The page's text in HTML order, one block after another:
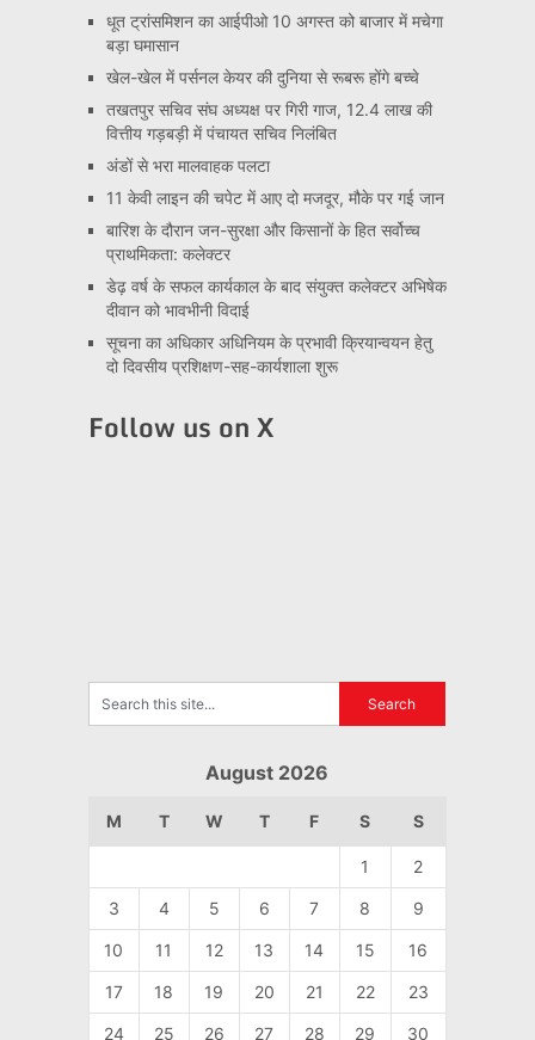
धूत ट्रांसमिशन का आईपीओ 10 अगस्त को बाजार में मचेगा
बड़ा घमासान
खेल-खेल में पर्सनल केयर की दुनिया से रूबरू होंगे बच्चे
तखतपुर सचिव संघ अध्यक्ष पर गिरी गाज, 12.4 लाख की
वित्तीय गड़बड़ी में पंचायत सचिव निलंबित
अंडों से भरा मालवाहक पलटा
11 केवी लाइन की चपेट में आए दो मजदूर, मौके पर गई जान
बारिश के दौरान जन-सुरक्षा और किसानों के हित सर्वोच्च
प्राथमिकता: कलेक्टर
डेढ़ वर्ष के सफल कार्यकाल के बाद संयुक्त कलेक्टर अभिषेक
दीवान को भावभीनी विदाई
सूचना का अधिकार अधिनियम के प्रभावी क्रियान्वयन हेतु
दो दिवसीय प्रशिक्षण-सह-कार्यशाला शुरू
Follow us on X
August 2026
M T W T F S S
1 2
3 4 5 6 7 8 9
10 11 12 13 14 15 16
17 18 19 20 21 22 23
24 25 26 27 28 29 30